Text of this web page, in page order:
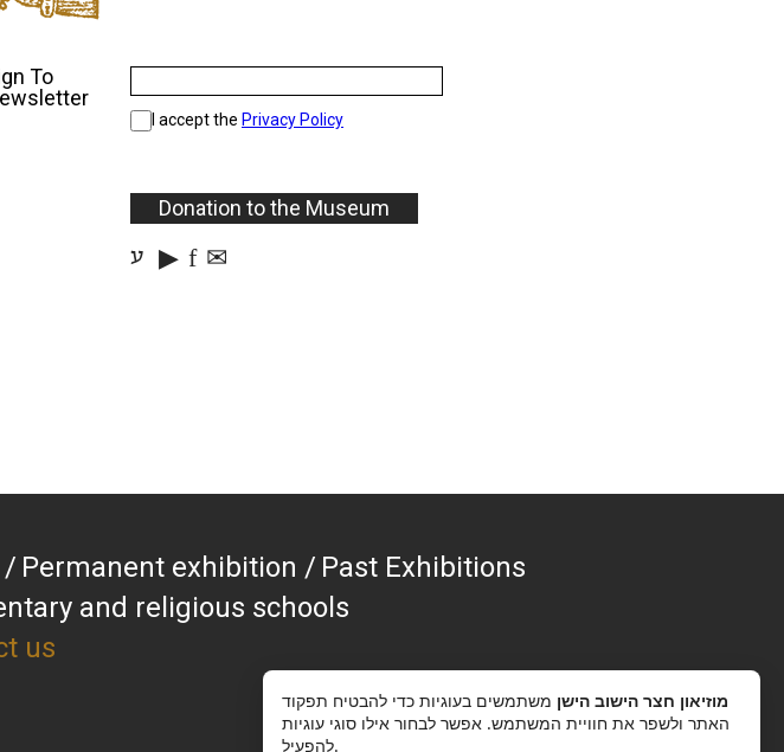
To
I accept the Privacy Policy
Donation to the Museum
ע ▶ f ✉
Permanent exhibition
Past Exhibitions
and religious schools
us
מוזיאון חצר הישוב הישן משתמשים בעוגיות כדי להבטיח תפקוד
האתר ולשפר את חוויית המשתמש. אפשר לבחור אילו סוגי עוגיות
להפעיל.